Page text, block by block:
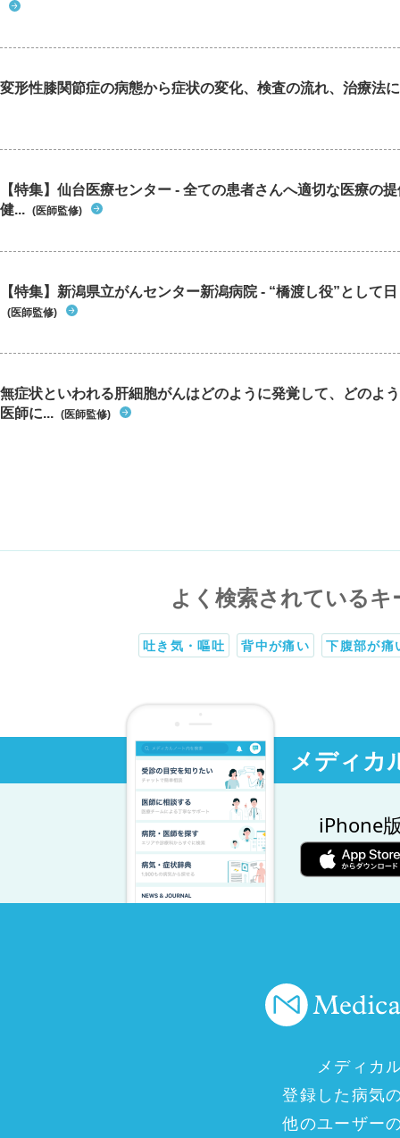
変形性膝関節症の病態から症状の変化、検査の流れ、治療法
【特集】仙台医療センター - 全ての患者さんへ適切な医療の
健... (医師監修)
【特集】新潟県立がんセンター新潟病院 - “橋渡し役”として
(医師監修)
無症状といわれる肝細胞がんはどのように発覚して、どのよ
医師に... (医師監修)
よく検索されているキ
吐き気・嘔吐 背中が痛い 下腹部が痛
メディカ
iPhone
メディカ
登録した病気
他のユーザー